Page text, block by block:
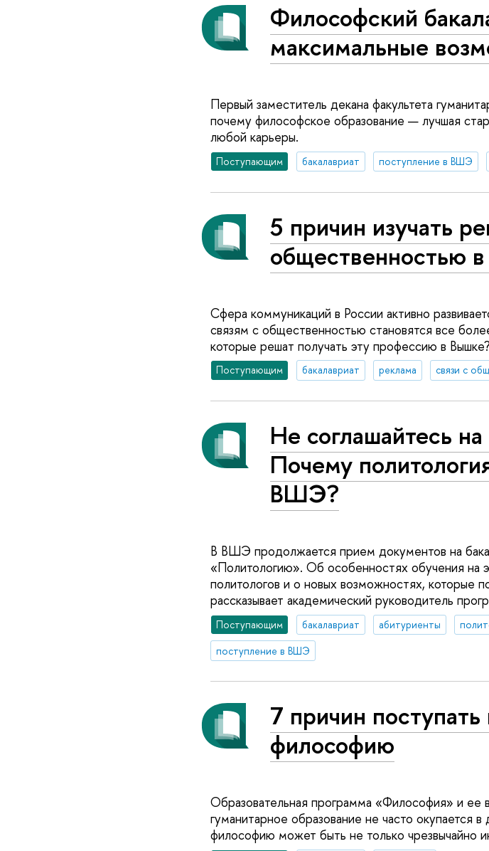
Философский
максимальные
Первый заместитель декана факультета
почему философское образование — лучшая
любой карьеры.
Поступающим бакалавриат поступление в ВШЭ
5 причин изучать
общественностью
Сфера коммуникаций в России активно
связям с общественностью становятся все
которые решат получать эту профессию в Вышке?
Поступающим бакалавриат реклама связи с
Не соглашайтесь
Почему
ВШЭ?
В ВШЭ продолжается прием документов на
«Политологию». Об особенностях обучения на
политологов и о новых возможностях, которые
рассказывает академический руководитель
Поступающим бакалавриат абитуриенты
поступление в ВШЭ
7 причин
философию
Образовательная программа «Философия» и ее
гуманитарное образование не часто окупается
философию может быть не только чрезвычайно